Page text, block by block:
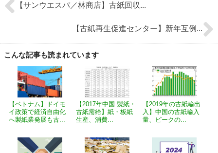
【サンウエスパ／林商店】古紙回収...
【古紙再生促進センター】新年互例...
こんな記事も読まれています
【ベトナム】ドイモ
イ政策で経済自由化
へ製紙業発展も古...
【2017年中国 製紙・
古紙需給】紙・板紙
生産、消費...
【2019年の古紙輸出
入】中国の古紙輸入
量、ピークの...